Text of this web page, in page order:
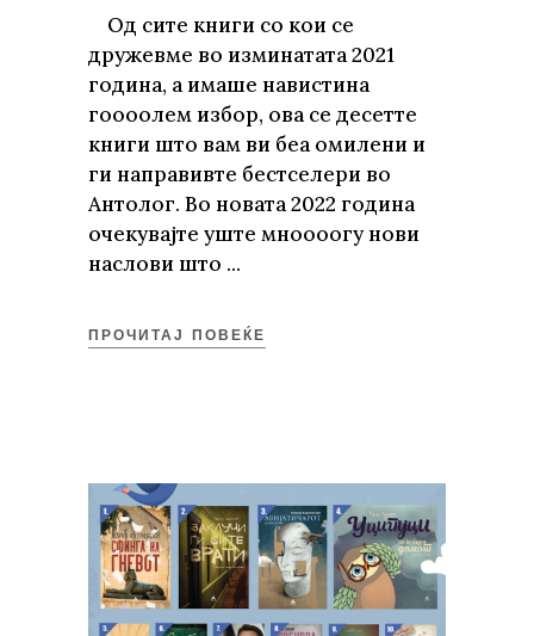
Од сите книги со кои се
дружевме во изминатата 2021
година, а имаше навистина
гoooолем избор, ова се десетте
книги што вам ви беа омилени и
ги направивте бестселери во
Антолог. Во новата 2022 година
очекувајте уште мноoooгу нови
наслови што
ПРОЧИТАЈ ПОВЕЌЕ